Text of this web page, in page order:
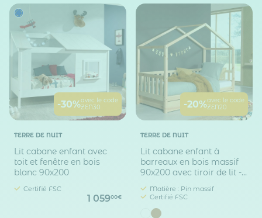
-30%avec le code
ZEN30
TERRE DE NUIT
Lit cabane enfant avec
toit et fenêtre en bois
blanc 90x200
Certifié FSC
1 05900€
-20%avec le code
ZEN20
TERRE DE NUIT
Lit cabane enfant à
barreaux en bois massif
90x200 avec tiroir de lit -
Matière : Pin massif
Certifié FSC